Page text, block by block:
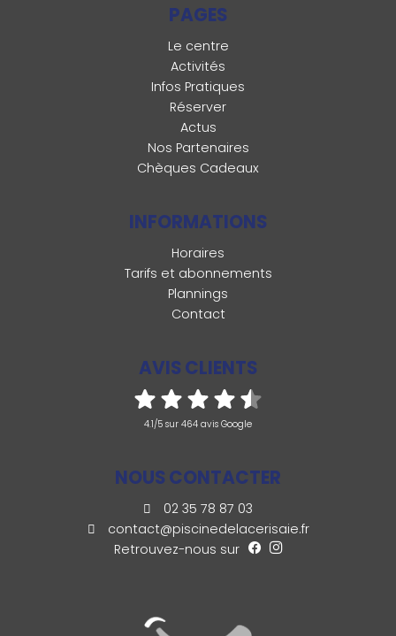
PAGES
Le centre
Activités
Infos Pratiques
Réserver
Actus
Nos Partenaires
Chèques Cadeaux
INFORMATIONS
Horaires
Tarifs et abonnements
Plannings
Contact
AVIS CLIENTS
4.1/5 sur 464 avis Google
NOUS CONTACTER
02 35 78 87 03
contact@piscinedelacerisaie.fr
Retrouvez-nous sur